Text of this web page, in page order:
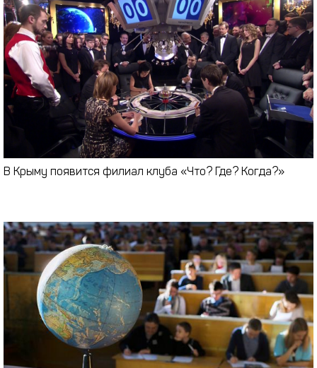
В Крыму появится филиал клуба «Что? Где? Когда?»